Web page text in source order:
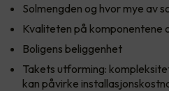
Solmengden og hvor mye av
Kvaliteten på komponentene
Boligens beliggenhet
Takets utforming:
kan påvirke